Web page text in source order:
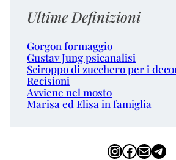
Ultime Definizioni
Gorgon formaggio
Gustav Jung psicanalisi
Sciroppo di zucchero per i
Recisioni
Avviene nel mosto
Marisa ed Elisa in famiglia
InstagramFacebook Email Telegram